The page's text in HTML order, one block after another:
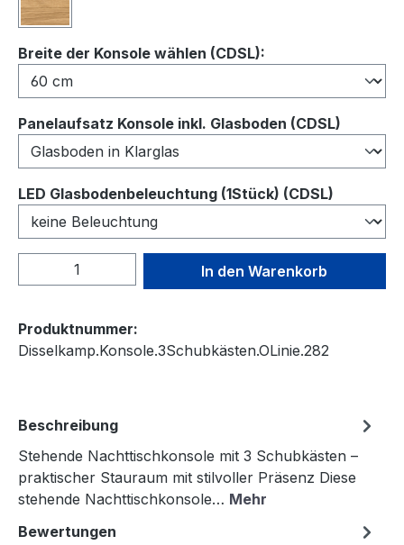
Wildeiche
Breite der Konsole wählen (CDSL):
Panelaufsatz Konsole inkl. Glasboden (CDSL)
LED Glasbodenbeleuchtung (1Stück) (CDSL)
Produkt Anzahl: Gib denIn den Warenkorb
Produktnummer:
Disselkamp.Konsole.3Schubkästen.OLinie.282
Beschreibung
Stehende Nachttischkonsole mit 3 Schubkästen –
praktischer Stauraum mit stilvoller Präsenz Diese
stehende Nachttischkonsole… Mehr
Bewertungen